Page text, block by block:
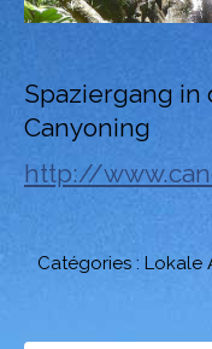
Spaziergang
Canyoning
http://
Catégories : Lokale